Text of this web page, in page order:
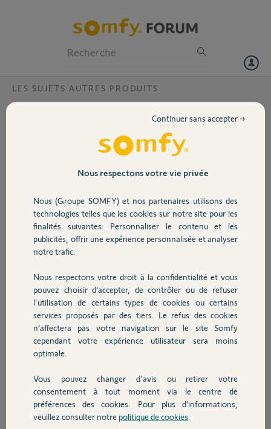
Volet
Sécurité
Domotique
Chauffage
Autres produits
Devis avec un pro
Contact
LES SUJETS AUTRES PRODUITS
Bonjour,
Je suis à la recherche d'un
support de télécommande
Telis
Pouvez-vous m'indiquer
En vous remerciant par
avance
Bonne journée
Francis
il y a environ 2 ans
Participer au fil de discussion
Réponses
Vous n'en trouverez plus.
Néanmoins, patientez ici, peut être qu'un yellow's pourra faire qqs chose
Nous respectons votre vie privée
Nous (Groupe SOMFY) et nos partenaires utilisons des
technologies telles que les cookies sur notre site pour les
finalités suivantes: Personnaliser le contenu et les
publicités, offrir une expérience personnalisée et analyser
notre trafic.
Nous respectons votre droit à la confidentialité et vous
pouvez choisir d’accepter, de contrôler ou de refuser
l'utilisation de certains types de cookies ou certains
services proposés par des tiers. Le refus des cookies
n’affectera pas votre navigation sur le site Somfy
cependant votre expérience utilisateur sera moins
optimale.
Vous pouvez changer d'avis ou retirer votre
consentement à tout moment via le centre de
préférences des cookies. Pour plus d’informations,
veuillez consulter notre politique de cookies
Continuer sans accepter →